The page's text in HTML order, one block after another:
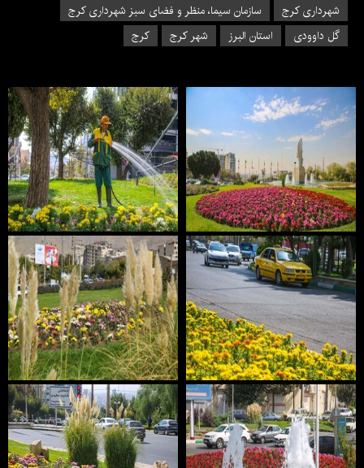
شهرداری کرج
سازمان سیما، منظر و فضای سبز شهرداری کرج
گل داوودی
استان البرز شهر کرج کرج